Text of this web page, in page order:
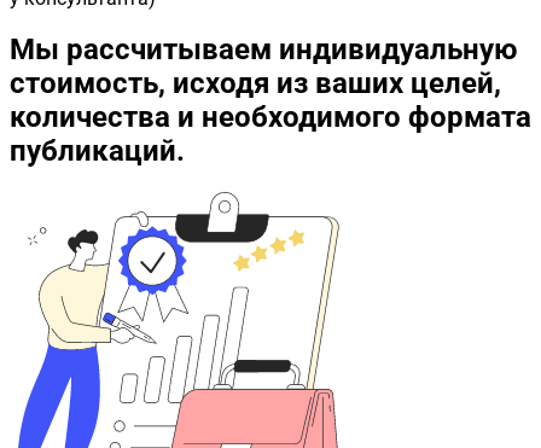
Мы рассчитываем индивидуальную
стоимость, исходя из ваших целей,
количества и необходимого формата
публикаций.